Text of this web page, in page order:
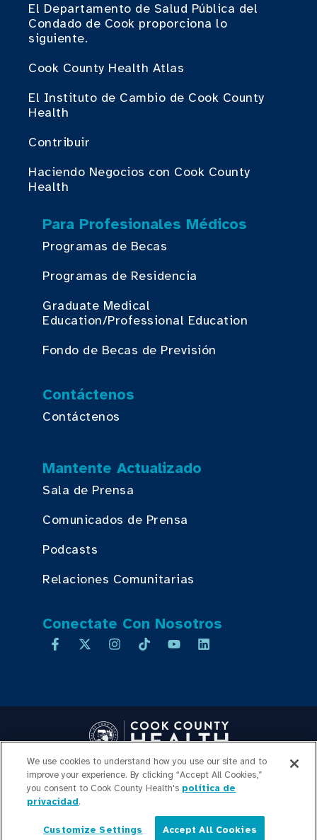
El Departamento de Salud Pública del
Condado de Cook proporciona lo
siguiente.
Cook County Health Atlas
El Instituto de Cambio de Cook County
Health
Contribuir
Haciendo Negocios con Cook County
Health
Para Profesionales Médicos
Programas de Becas
Programas de Residencia
Graduate Medical
Education/Professional Education
Fondo de Becas de Previsión
Contáctenos
Contáctenos
Mantente Actualizado
Sala de Prensa
Comunicados de Prensa
Podcasts
Relaciones Comunitarias
Conectate Con Nosotros
Copyright © 2026 Cook County Health. All Rights Reserved.
INICIO DE SESIÓN DE
EMPLEADOS
TRANSPARENCIA DE
PRECIOS
MAPA DEL SITIO Español
We use cookies to understand how you use our site and to
improve your experience. By clicking “Accept All Cookies,”
you consent to Cook County Health's política de
privacidad.
Customize Settings Accept All Cookies